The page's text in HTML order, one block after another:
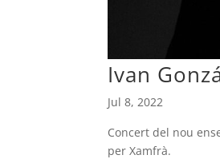
Ivan
Jul 8, 2022
Concert del nou
per Xamfrà.